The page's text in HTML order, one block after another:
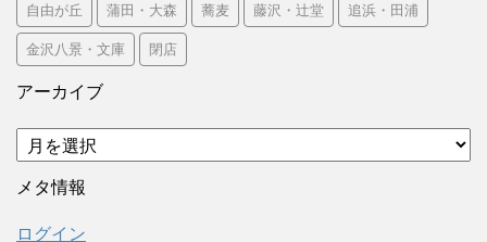
自由が丘 蒲田・大森 蕎麦 藤沢・辻堂 追浜・田浦
金沢八景・文庫 閉店
アーカイブ
ア
ー
カ
ブ
メタ情報
ログイン